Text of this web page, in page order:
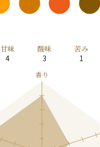
甘味
4
酸味
3
苦み
1